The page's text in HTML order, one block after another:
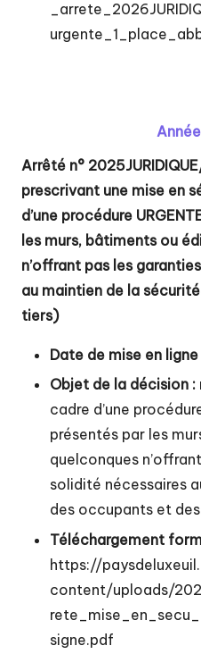
y
s
d
e
L
x
e
Arrêté n°
prescrivant une mise en
d’une procédure
les murs, bâtiments ou
n’offrant pas les
au maintien de la
tiers)
Date de mise en ligne
Objet de la décision :
cadre d’une
présentés par les
quelconques
solidité nécessaires
des occupants et
Téléchargement
https://
content/uploads/
signe.pdf